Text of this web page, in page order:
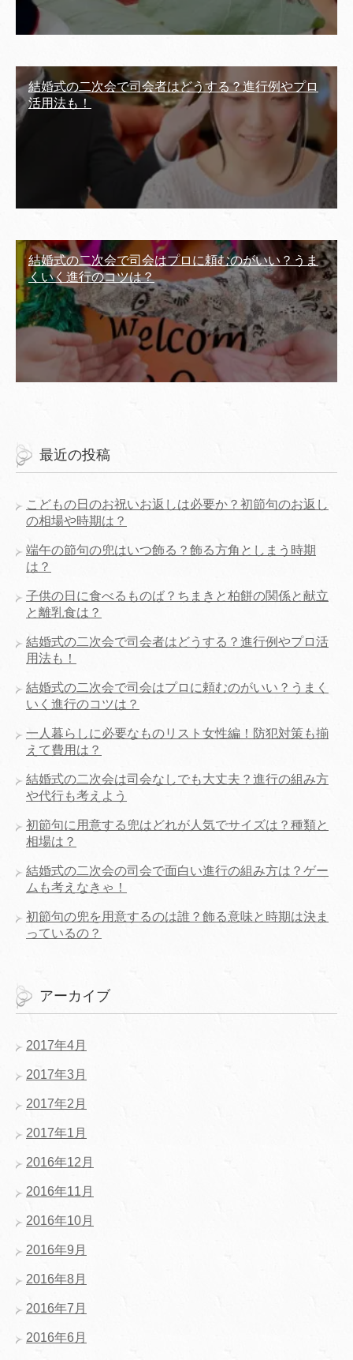
結婚式の二次会で司会者はどうする？進行例やプロ
活用法も！
結婚式の二次会で司会はプロに頼むのがいい？うま
くいく進行のコツは？
最近の投稿
こどもの日のお祝いお返しは必要か？初節句のお返し
の相場や時期は？
端午の節句の兜はいつ飾る？飾る方角としまう時期
は？
子供の日に食べるものば？ちまきと柏餅の関係と献立
と離乳食は？
結婚式の二次会で司会者はどうする？進行例やプロ活
用法も！
結婚式の二次会で司会はプロに頼むのがいい？うまく
いく進行のコツは？
一人暮らしに必要なものリスト女性編！防犯対策も揃
えて費用は？
結婚式の二次会は司会なしでも大丈夫？進行の組み方
や代行も考えよう
初節句に用意する兜はどれが人気でサイズは？種類と
相場は？
結婚式の二次会の司会で面白い進行の組み方は？ゲー
ムも考えなきゃ！
初節句の兜を用意するのは誰？飾る意味と時期は決ま
っているの？
アーカイブ
2017年4月
2017年3月
2017年2月
2017年1月
2016年12月
2016年11月
2016年10月
2016年9月
2016年8月
2016年7月
2016年6月